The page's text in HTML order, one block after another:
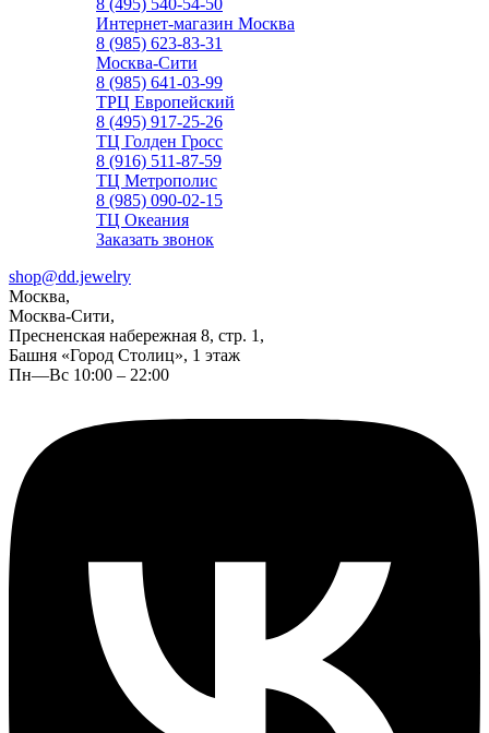
8 (495) 540-54-50
Интернет-магазин Москва
8 (985) 623-83-31
Москва-Сити
8 (985) 641-03-99
ТРЦ Европейский
8 (495) 917-25-26
ТЦ Голден Гросс
8 (916) 511-87-59
ТЦ Метрополис
8 (985) 090-02-15
ТЦ Океания
Заказать звонок
shop@dd.jewelry
Москва,
Москва-Сити,
Пресненская набережная 8, стр. 1,
Башня «Город Столиц», 1 этаж
Пн—Вс 10:00 – 22:00